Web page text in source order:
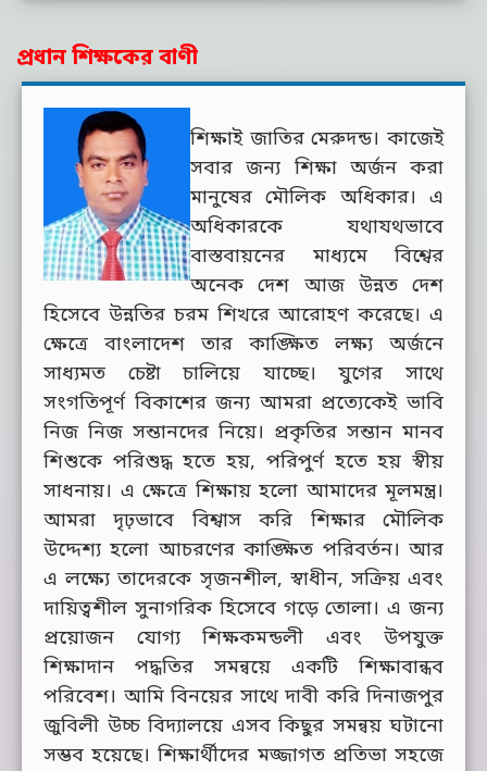
প্রধান শিক্ষকের বাণী
শিক্ষাই জাতির মেরুদন্ড। কাজেই
সবার জন্য শিক্ষা অর্জন করা
মানুষের মৌলিক অধিকার। এ
অধিকারকে যথাযথভাবে
বাস্তবায়নের মাধ্যমে বিশ্বের
অনেক দেশ আজ উন্নত দেশ
হিসেবে উন্নতির চরম শিখরে আরোহণ করেছে। এ
ক্ষেত্রে বাংলাদেশ তার কাঙ্ক্ষিত লক্ষ্য অর্জনে
সাধ্যমত চেষ্টা চালিয়ে যাচ্ছে। যুগের সাথে
সংগতিপূর্ণ বিকাশের জন্য আমরা প্রত্যেকেই ভাবি
নিজ নিজ সন্তানদের নিয়ে। প্রকৃতির সন্তান মানব
শিশুকে পরিশুদ্ধ হতে হয়, পরিপুর্ণ হতে হয় স্বীয়
সাধনায়। এ ক্ষেত্রে শিক্ষায় হলো আমাদের মূলমন্ত্র।
আমরা দৃঢ়ভাবে বিশ্বাস করি শিক্ষার মৌলিক
উদ্দেশ্য হলো আচরণের কাঙ্ক্ষিত পরিবর্তন। আর
এ লক্ষ্যে তাদেরকে সৃজনশীল, স্বাধীন, সক্রিয় এবং
দায়িত্বশীল সুনাগরিক হিসেবে গড়ে তোলা। এ জন্য
প্রয়োজন যোগ্য শিক্ষকমন্ডলী এবং উপযুক্ত
শিক্ষাদান পদ্ধতির সমন্বয়ে একটি শিক্ষাবান্ধব
পরিবেশ। আমি বিনয়ের সাথে দাবী করি দিনাজপুর
জুবিলী উচ্চ বিদ্যালয়ে এসব কিছুর সমন্বয় ঘটানো
সম্ভব হয়েছে। শিক্ষার্থীদের মজ্জাগত প্রতিভা সহজে